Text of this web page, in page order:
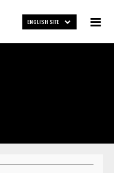
ENGLISH SITE